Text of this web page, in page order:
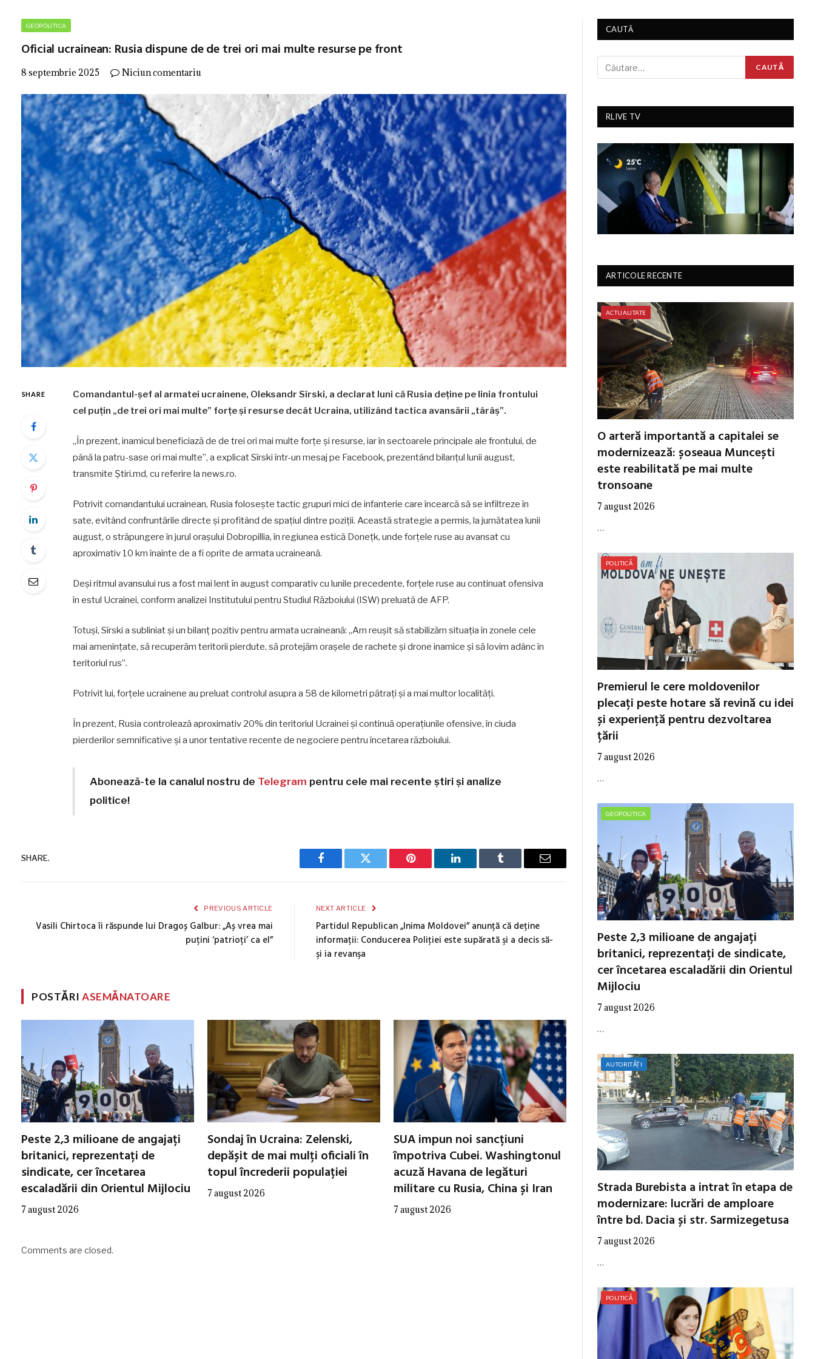
GEOPOLITICA
Oficial ucrainean: Rusia dispune de de trei ori mai multe resurse pe front
8 septembrie 2025 Niciun comentariu
SHARE
Comandantul-șef al armatei ucrainene, Oleksandr Sîrski, a declarat luni că Rusia deține pe linia frontului
cel puțin „de trei ori mai multe” forțe și resurse decât Ucraina, utilizând tactica avansării „târâș”.
„În prezent, inamicul beneficiază de de trei ori mai multe forțe și resurse, iar în sectoarele principale ale frontului, de
până la patru-sase ori mai multe”, a explicat Sîrski într-un mesaj pe Facebook, prezentând bilanțul lunii august,
transmite Știri.md, cu referire la news.ro.
Potrivit comandantului ucrainean, Rusia folosește tactic grupuri mici de infanterie care încearcă să se infiltreze în
sate, evitând confruntările directe și profitând de spațiul dintre poziții. Această strategie a permis, la jumătatea lunii
august, o străpungere în jurul orașului Dobropillia, în regiunea estică Donețk, unde forțele ruse au avansat cu
aproximativ 10 km înainte de a fi oprite de armata ucraineană.
Deși ritmul avansului rus a fost mai lent în august comparativ cu lunile precedente, forțele ruse au continuat ofensiva
în estul Ucrainei, conform analizei Institutului pentru Studiul Războiului (ISW) preluată de AFP.
Totuși, Sîrski a subliniat și un bilanț pozitiv pentru armata ucraineană: „Am reușit să stabilizăm situația în zonele cele
mai amenințate, să recuperăm teritorii pierdute, să protejăm orașele de rachete și drone inamice și să lovim adânc în
teritoriul rus”.
Potrivit lui, forțele ucrainene au preluat controlul asupra a 58 de kilometri pătrați și a mai multor localități.
În prezent, Rusia controlează aproximativ 20% din teritoriul Ucrainei și continuă operațiunile ofensive, în ciuda
pierderilor semnificative și a unor tentative recente de negociere pentru încetarea războiului.
Abonează-te la canalul nostru de Telegram pentru cele mai recente știri și analize
politice!
SHARE.
Facebook Twitter Pinterest LinkedIn Tumblr Email
PREVIOUS ARTICLE
Vasili Chirtoca îi răspunde lui Dragoș Galbur: „Aș vrea mai
puțini ‘patrioți’ ca el”
NEXT ARTICLE
Partidul Republican „Inima Moldovei” anunță că deține
informații: Conducerea Poliţiei este supărată şi a decis să-
şi ia revanşa
POSTĂRIASEMĂNATOARE
Peste 2,3 milioane de angajați
britanici, reprezentați de
sindicate, cer încetarea
escaladării din Orientul Mijlociu
7 august 2026
Sondaj în Ucraina: Zelenski,
depășit de mai mulți oficiali în
topul încrederii populației
7 august 2026
SUA impun noi sancțiuni
împotriva Cubei. Washingtonul
acuză Havana de legături
militare cu Rusia, China și Iran
7 august 2026
Comments are closed.
CAUTĂ
RLIVE TV
ARTICOLE RECENTE
ACTUALITATE
O arteră importantă a capitalei se
modernizează: șoseaua Muncești
este reabilitată pe mai multe
tronsoane
7 august 2026
…
POLITICĂ
Premierul le cere moldovenilor
plecați peste hotare să revină cu idei
și experiență pentru dezvoltarea
țării
7 august 2026
…
GEOPOLITICA
Peste 2,3 milioane de angajați
britanici, reprezentați de sindicate,
cer încetarea escaladării din Orientul
Mijlociu
7 august 2026
…
AUTORITĂȚI
Strada Burebista a intrat în etapa de
modernizare: lucrări de amploare
între bd. Dacia și str. Sarmizegetusa
7 august 2026
…
POLITICĂ